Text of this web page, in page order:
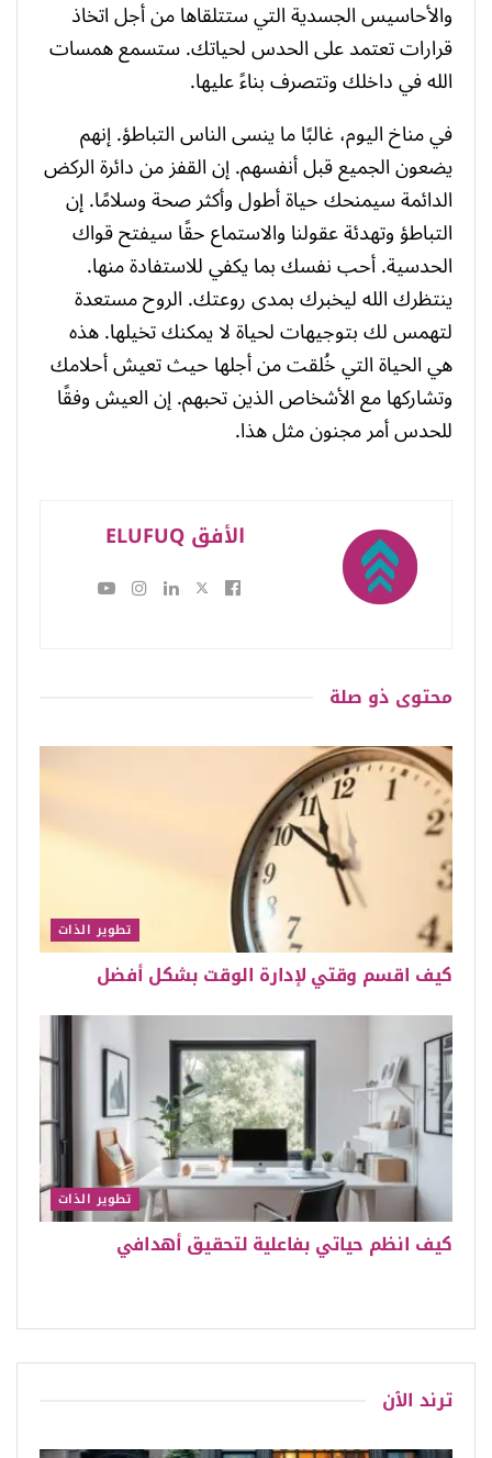
والأحاسيس الجسدية التي ستتلقاها من أجل اتخاذ
قرارات تعتمد على الحدس لحياتك. ستسمع همسات
الله في داخلك وتتصرف بناءً عليها.
في مناخ اليوم، غالبًا ما ينسى الناس التباطؤ. إنهم
يضعون الجميع قبل أنفسهم. إن القفز من دائرة الركض
الدائمة سيمنحك حياة أطول وأكثر صحة وسلامًا. إن
التباطؤ وتهدئة عقولنا والاستماع حقًا سيفتح قواك
الحدسية. أحب نفسك بما يكفي للاستفادة منها.
ينتظرك الله ليخبرك بمدى روعتك. الروح مستعدة
لتهمس لك بتوجيهات لحياة لا يمكنك تخيلها. هذه
هي الحياة التي خُلقت من أجلها حيث تعيش أحلامك
وتشاركها مع الأشخاص الذين تحبهم. إن العيش وفقًا
للحدس أمر مجنون مثل هذا.
الأفق ELUFUQ
محتوى ذو صلة
تطوير الذات
كيف اقسم وقتي لإدارة الوقت بشكل أفضل
تطوير الذات
كيف انظم حياتي بفاعلية لتحقيق أهدافي
ترند الٱن